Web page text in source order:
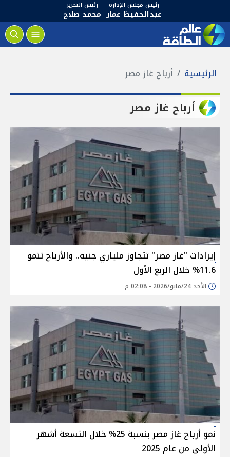
رئيس مجلس الإدارة
عبدالحفيظ عمار
رئيس التحرير
محمد صلاح
الرئيسية أرباح غاز مصر
أرباح غاز مصر
إيرادات "غاز مصر" تتجاوز ملياري جنيه.. والأرباح تنمو
11.6% خلال الربع الأول
الأحد 24/مايو/2026 - 02:08 م
نمو أرباح غاز مصر بنسبة 25% خلال التسعة أشهر
الأولى من عام 2025